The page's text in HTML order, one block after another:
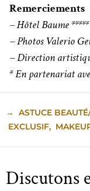
Remerciements
– Hôtel Baume *****
– Photos Valerio
– Direction
* En partenariat
→ ASTUCE
EXCLUSIF,
Discutons